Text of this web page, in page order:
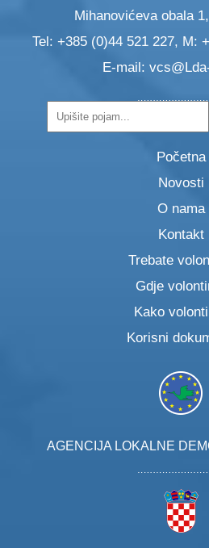
Mihanovićeva obala
Tel: +385 (0)44 521 227, M:
E-mail:
Početna
Novosti
O nama
Kontakt
Trebate
Gdje
Kako
Korisni
AGENCIJA LOKALNE